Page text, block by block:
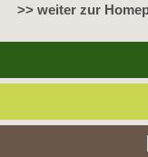
>> weiter zur